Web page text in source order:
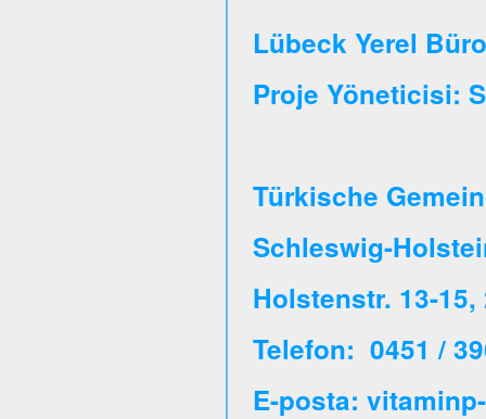
Lübeck Yerel
Proje Yöneticisi:
Türkische
Schleswig-
Holstenstr. 13-
Telefon: 0451 /
E-posta: